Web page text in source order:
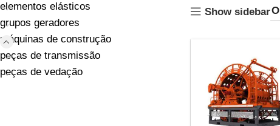
elementos elásticos
grupos geradores
máquinas de construção
peças de transmissão
peças de vedação
Show sidebar